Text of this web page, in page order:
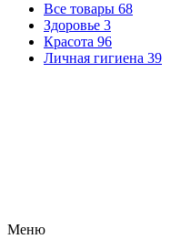
Все товары 68
Здоровье 3
Красота 96
Личная гигиена 39
Меню